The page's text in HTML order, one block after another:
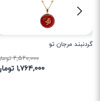
گردنبند مرجان تو
۲,۵۲۰,۰۰۰ تومان
۱,۷۶۴,۰۰۰ تومان